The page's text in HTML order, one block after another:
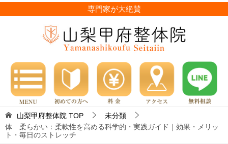
専門家が大絶賛
山梨甲府整体院 TOP
未分類
体 柔らかい：柔軟性を高める科学的・実践ガイド｜効果・メリッ
ト・毎日のストレッチ